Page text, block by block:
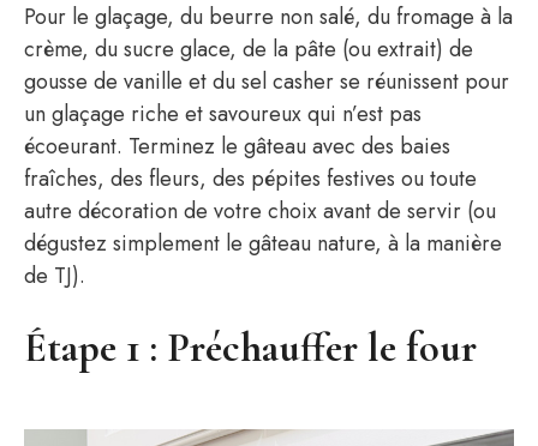
Pour le glaçage, du beurre non salé, du fromage à la
crème, du sucre glace, de la pâte (ou extrait) de
gousse de vanille et du sel casher se réunissent pour
un glaçage riche et savoureux qui n’est pas
écoeurant. Terminez le gâteau avec des baies
fraîches, des fleurs, des pépites festives ou toute
autre décoration de votre choix avant de servir (ou
dégustez simplement le gâteau nature, à la manière
de TJ).
Étape 1 : Préchauffer le four